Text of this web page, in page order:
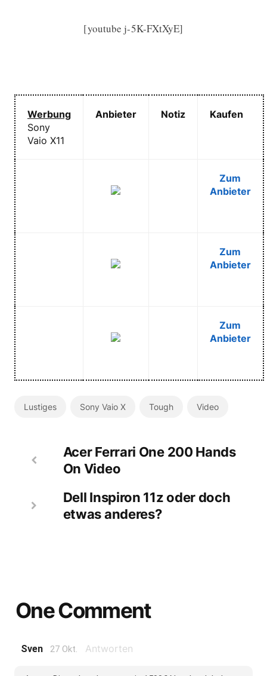
[youtube j-5K-FXtXyE]
Werbung
Sony
Vaio X11
Anbieter Notiz Kaufen
Zum
Anbieter
Zum
Anbieter
Zum
Anbieter
Lustiges Sony Vaio X Tough Video
Acer Ferrari One 200 Hands
On Video
Dell Inspiron 11z oder doch
etwas anderes?
One Comment
Sven 27 Okt. Antworten